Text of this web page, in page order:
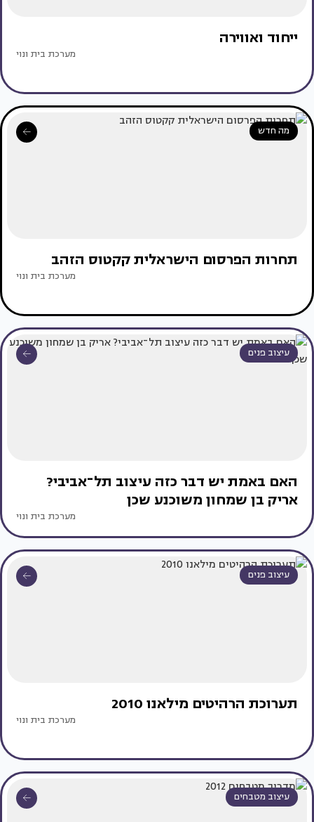
ייחוד ואווירה
מערכת בית ונוי
מה חדש
תחרות הפרסום הישראלית קקטוס הזהב
מערכת בית ונוי
עיצוב פנים
האם באמת יש דבר כזה עיצוב תל־אביבי?
אריק בן שמחון משוכנע שכן
מערכת בית ונוי
עיצוב פנים
תערוכת הרהיטים מילאנו 2010
מערכת בית ונוי
עיצוב מטבחים